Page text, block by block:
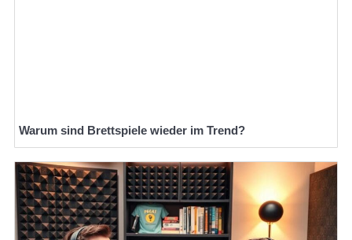
Warum sind Brettspiele wieder im Trend?